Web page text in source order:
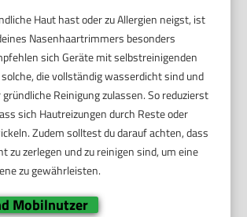
Haut hast oder zu Allergien neigst, ist
Nasenhaartrimmers besonders
sich Geräte mit selbstreinigenden
die vollständig wasserdicht sind und
Reinigung zulassen. So reduzierst
sich Hautreizungen durch Reste oder
Zudem solltest du darauf achten, dass
zu zerlegen und zu reinigen sind, um eine
zu gewährleisten.
Mobilnutzer